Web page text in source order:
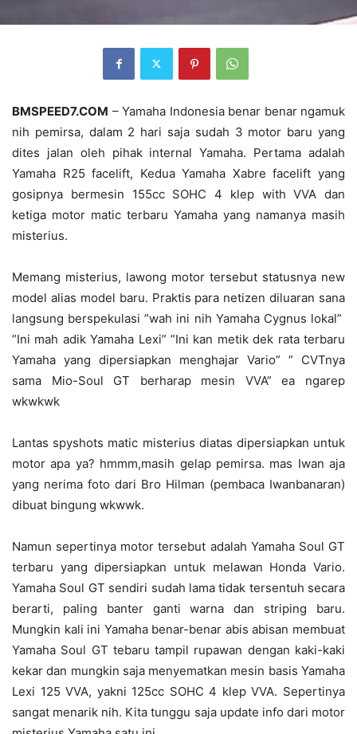
BMSPEED7.COM – Yamaha Indonesia benar benar ngamuk
nih pemirsa, dalam 2 hari saja sudah 3 motor baru yang
dites jalan oleh pihak internal Yamaha. Pertama adalah
Yamaha R25 facelift, Kedua Yamaha Xabre facelift yang
gosipnya bermesin 155cc SOHC 4 klep with VVA dan
ketiga motor matic terbaru Yamaha yang namanya masih
misterius.
Memang misterius, lawong motor tersebut statusnya new
model alias model baru. Praktis para netizen diluaran sana
langsung berspekulasi ”wah ini nih Yamaha Cygnus lokal”
”Ini mah adik Yamaha Lexi” ”Ini kan metik dek rata terbaru
Yamaha yang dipersiapkan menghajar Vario” ” CVTnya
sama Mio-Soul GT berharap mesin VVA” ea ngarep
wkwkwk
Lantas spyshots matic misterius diatas dipersiapkan untuk
motor apa ya? hmmm,masih gelap pemirsa. mas Iwan aja
yang nerima foto dari Bro Hilman (pembaca Iwanbanaran)
dibuat bingung wkwwk.
Namun sepertinya motor tersebut adalah Yamaha Soul GT
terbaru yang dipersiapkan untuk melawan Honda Vario.
Yamaha Soul GT sendiri sudah lama tidak tersentuh secara
berarti, paling banter ganti warna dan striping baru.
Mungkin kali ini Yamaha benar-benar abis abisan membuat
Yamaha Soul GT tebaru tampil rupawan dengan kaki-kaki
kekar dan mungkin saja menyematkan mesin basis Yamaha
Lexi 125 VVA, yakni 125cc SOHC 4 klep VVA. Sepertinya
sangat menarik nih. Kita tunggu saja update info dari motor